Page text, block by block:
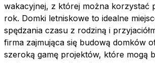
wakacyjnej, z której można korzystać
rok. Domki letniskowe to idealne
spędzania czasu z rodziną i
firma zajmująca się budową domków
szeroką gamę projektów, które mogą